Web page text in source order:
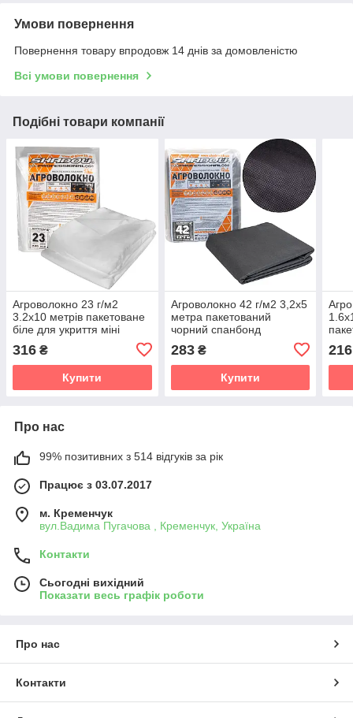
Умови повернення
Повернення товару впродовж 14 днів за домовленістю
Всі умови повернення
Подібні товари компанії
Агроволокно 23 г/м2
3.2х10 метрів пакетоване
біле для укриття міні
316 ₴
Купити
Агроволокно 42 г/м2 3,2х5
метра пакетований
чорний спанбонд
283₴
Купити
216
Про нас
99% позитивних з 514 відгуків за рік
Працює з 03.07.2017
м. Кременчук
вул.Вадима Пугачова , Кременчук, Україна
Контакти
Сьогодні вихідний
Показати весь графік роботи
Про нас
Контакти